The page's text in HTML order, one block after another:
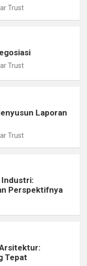
Trust
Trust
Laporan
Trust
Industri:
Perspektifnya
Tepat